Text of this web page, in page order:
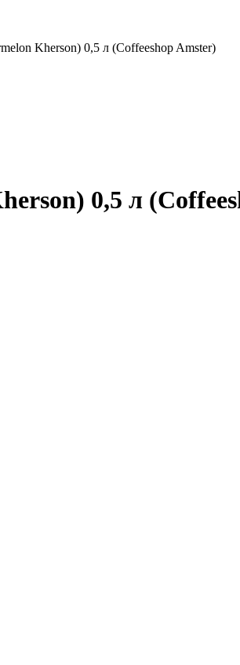
Kherson) 0,5 л (Coffeeshop Amster)
0,5 л